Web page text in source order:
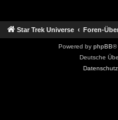
Star Trek Universe Foren-
Powered by phpBB®
Deutsche
Datenschutz